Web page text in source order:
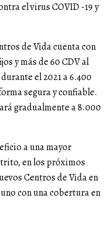
el virus COVID -19 y
de Vida cuenta con
y más de 60 CDV al
el 2021 a 6.400
segura y confiable.
gradualmente a 8.000
a una mayor
en los próximos
Centros de Vida en
con una cobertura en